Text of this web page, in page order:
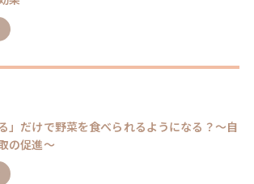
」だけで野菜を食べられるようになる？～自
の促進～